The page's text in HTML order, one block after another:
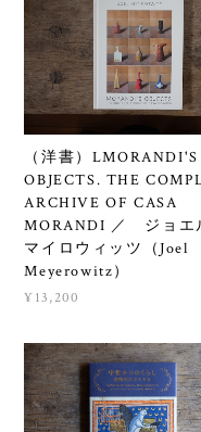
（洋書）LMORANDI'S
OBJECTS. THE
ARCHIVE OF CASA
MORANDI ／ ジョエ
マイロウィッツ（Joel
Meyerowitz）
¥13,200